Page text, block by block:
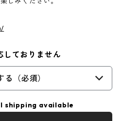
しておりません
る（必須）
shipping available